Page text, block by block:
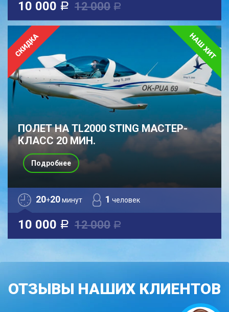
10 000 a 12 000 a
ПОЛЕТ НА TL2000 STING МАСТЕР-
КЛАСС 20 МИН.
20+20минут 1 человек
10 000 a 12 000 a
Подробнее
ОТЗЫВЫ НАШИХ КЛИЕНТОВ